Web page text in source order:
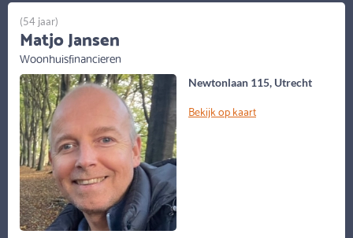
Newtonlaan 115, Utrecht
Bekijk op kaart
(54 jaar)
Matjo Jansen
Woonhuisfinancieren